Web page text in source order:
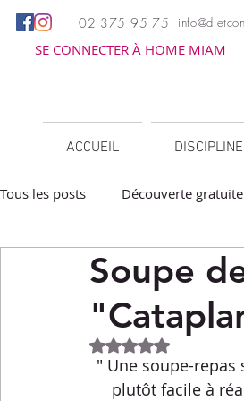
02 375 95 75
SE CONNECTER À HOME MIAM
ACCUEIL
Tous les posts Découverte gratuite
Barbecue / Plancha
Facile à réchauffer Family
Soupe
Noté NaN étoiles
" Une soupe-
plutôt facile à